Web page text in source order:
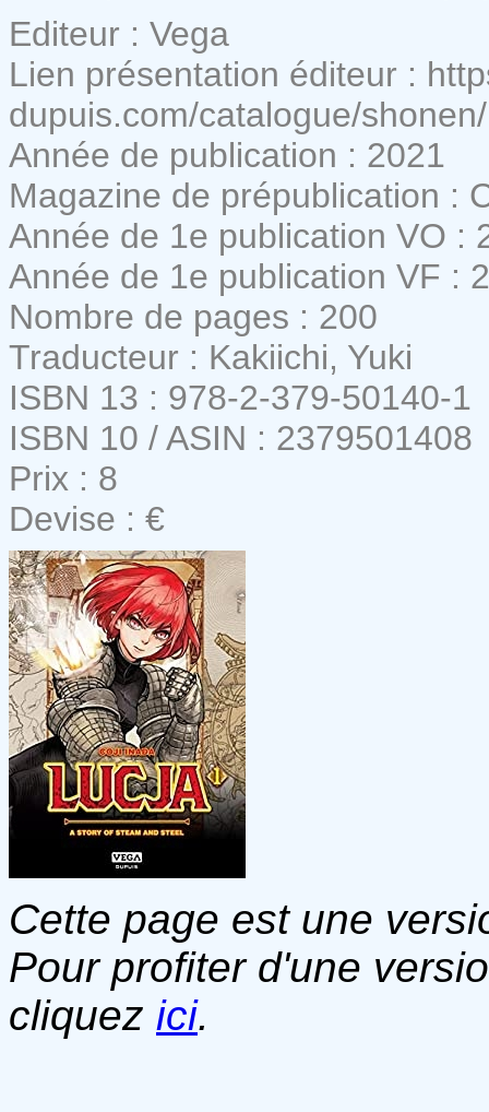
Editeur : Vega
Lien présentation éditeur :
dupuis.com/catalogue/
Année de publication : 2021
Magazine de prépublication :
Année de 1e publication VO :
Année de 1e publication VF :
Nombre de pages : 200
Traducteur : Kakiichi, Yuki
ISBN 13 : 978-2-379-50140-1
ISBN 10 / ASIN : 2379501408
Prix : 8
Devise : €
Cette page est une
Pour profiter d'une
cliquez ici.